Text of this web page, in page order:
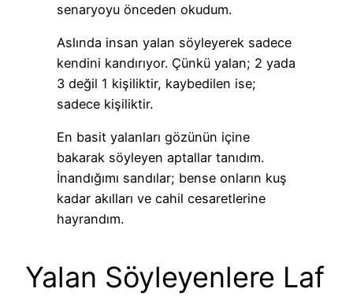
senaryoyu önceden okudum.
Aslında insan yalan söyleyerek sadece
kendini kandırıyor. Çünkü yalan; 2 yada
3 değil 1 kişiliktir, kaybedilen ise;
sadece kişiliktir.
En basit yalanları gözünün içine
bakarak söyleyen aptallar tanıdım.
İnandığımı sandılar; bense onların kuş
kadar akılları ve cahil cesaretlerine
hayrandım.
Yalan Söyleyenlere Laf